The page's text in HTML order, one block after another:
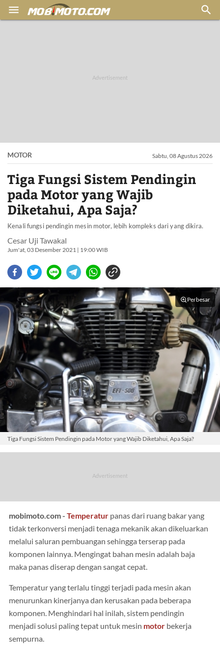
 
MOTOR Sabtu, 08 Agustus 2026
Tiga Fungsi Sistem Pendingin
pada Motor yang Wajib
Diketahui, Apa Saja?
Kenali fungsi pendingin mesin motor, lebih kompleks dari yang dikira.
Cesar Uji Tawakal
Jum'at, 03 Desember 2021 | 19:00 WIB
Perbesar
Tiga Fungsi Sistem Pendingin pada Motor yang Wajib Diketahui, Apa Saja?
mobimoto.com - Temperatur panas dari ruang bakar yang
tidak terkonversi menjadi tenaga mekanik akan dikeluarkan
melalui saluran pembuangan sehingga terserap pada
komponen lainnya. Mengingat bahan mesin adalah baja
maka panas diserap dengan sangat cepat.
Temperatur yang terlalu tinggi terjadi pada mesin akan
menurunkan kinerjanya dan kerusakan pada beberapa
komponen. Menghindari hal inilah, sistem pendingin
menjadi solusi paling tepat untuk mesin motor bekerja
sempurna.